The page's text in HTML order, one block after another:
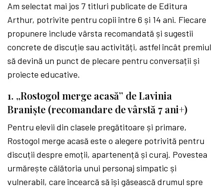
Am selectat mai jos 7 titluri publicate de Editura
Arthur, potrivite pentru copii între 6 și 14 ani. Fiecare
propunere include vârsta recomandată și sugestii
concrete de discuție sau activități, astfel încât premiul
să devină un punct de plecare pentru conversații și
proiecte educative.
1. „Rostogol merge acasă” de Lavinia
Braniște (recomandare de vârstă 7 ani+)
Pentru elevii din clasele pregătitoare și primare,
Rostogol merge acasă este o alegere potrivită pentru
discuții despre emoții, apartenență și curaj. Povestea
urmărește călătoria unui personaj simpatic și
vulnerabil, care încearcă să își găsească drumul spre